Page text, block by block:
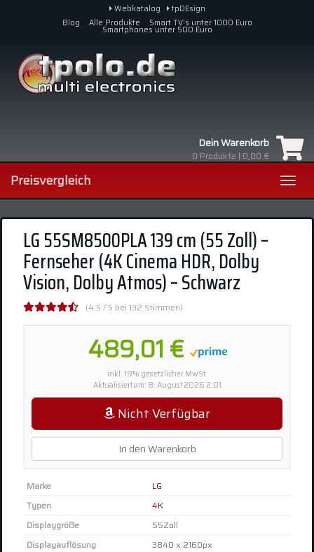
Webkatalog
tpDEsign
Blog
Alle Produkte Smart TV’s unter 1000 Euro
Smartphones unter 500 Euro
Dein Warenkorb
0 Produkte | 0,00 €
Preisvergleich
LG 55SM8500PLA 139 cm (55 Zoll) –
Fernseher (4K Cinema HDR, Dolby
Vision, Dolby Atmos) – Schwarz
(4.5 / 5 bei 132 Stimmen)
489,01 €
inkl. 19% gesetzlicher MwSt.
Aktualisiert am: 8. August 2026 2:01
Nicht Verfügbar
In den Warenkorb
Marke
LG
Typen
4K
Displaygröße
55Zoll
Displayauflösung
3840 x 2160px